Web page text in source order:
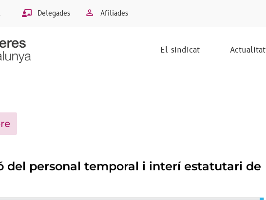
Delegades Afiliades
El sindicat Actualitat
del personal temporal i interí estatutari de